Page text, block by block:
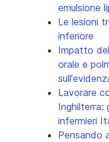
emulsione
Le lesioni
inferiore
Impatto
orale e
Lavorare
Inghilterra:
infermieri
Pensando